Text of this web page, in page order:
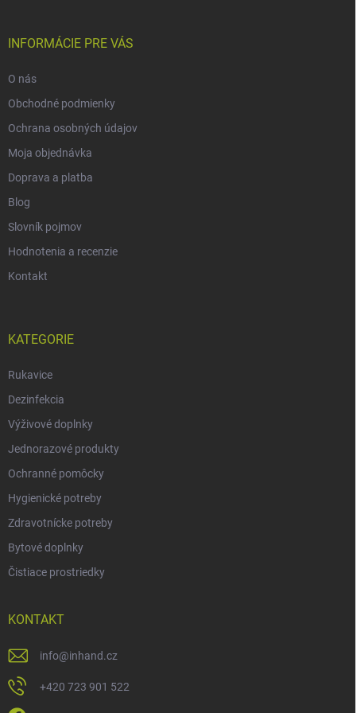
INFORMÁCIE PRE VÁS
O nás
Obchodné podmienky
Ochrana osobných údajov
Moja objednávka
Doprava a platba
Blog
Slovník pojmov
Hodnotenia a recenzie
Kontakt
KATEGORIE
Rukavice
Dezinfekcia
Výživové doplnky
Jednorazové produkty
Ochranné pomôcky
Hygienické potreby
Zdravotnícke potreby
Bytové doplnky
Čistiace prostriedky
KONTAKT
info@inhand.cz
+420 723 901 522